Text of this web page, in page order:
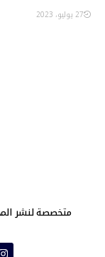
27 يوليو، 2023
متخصصة لنشر